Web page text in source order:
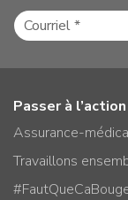
Passer à l’action
Assurance-
Travaillons